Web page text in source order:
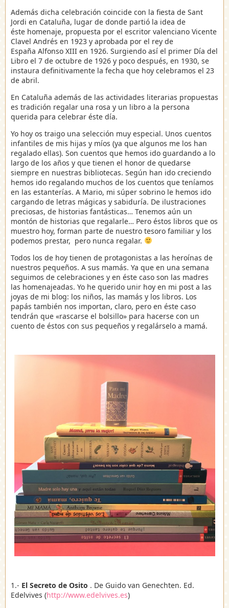
Además dicha celebración coincide con la fiesta de Sant
Jordi en Cataluña, lugar de donde partió la idea de
éste homenaje, propuesta por el escritor valenciano Vicente
Clavel Andrés en 1923 y aprobada por el rey de
España Alfonso XIII en 1926. Surgiendo así el primer Día del
Libro el 7 de octubre de 1926 y poco después, en 1930, se
instaura definitivamente la fecha que hoy celebramos el 23
de abril.
En Cataluña además de las actividades literarias propuestas
es tradición regalar una rosa y un libro a la persona
querida para celebrar éste día.
Yo hoy os traigo una selección muy especial. Unos cuentos
infantiles de mis hijas y míos (ya que algunos me los han
regalado ellas). Son cuentos que hemos ido guardando a lo
largo de los años y que tienen el honor de quedarse
siempre en nuestras bibliotecas. Según han ido creciendo
hemos ido regalando muchos de los cuentos que teníamos
en las estanterías. A Mario, mi súper sobrino le hemos ido
cargando de letras mágicas y sabiduría. De ilustraciones
preciosas, de historias fantásticas… Tenemos aún un
montón de historias que regalarle… Pero éstos libros que os
muestro hoy, forman parte de nuestro tesoro familiar y los
podemos prestar, pero nunca regalar.
Todos los de hoy tienen de protagonistas a las heroínas de
nuestros pequeños. A sus mamás. Ya que en una semana
seguimos de celebraciones y en éste caso son las madres
las homenajeadas. Yo he querido unir hoy en mi post a las
joyas de mi blog: los niños, las mamás y los libros. Los
papás también nos importan, claro, pero en éste caso
tendrán que «rascarse el bolsillo» para hacerse con un
cuento de éstos con sus pequeños y regalárselo a mamá.
1.- El Secreto de Osito . De Guido van Genechten. Ed.
Edelvives (http://www.edelvives.es)